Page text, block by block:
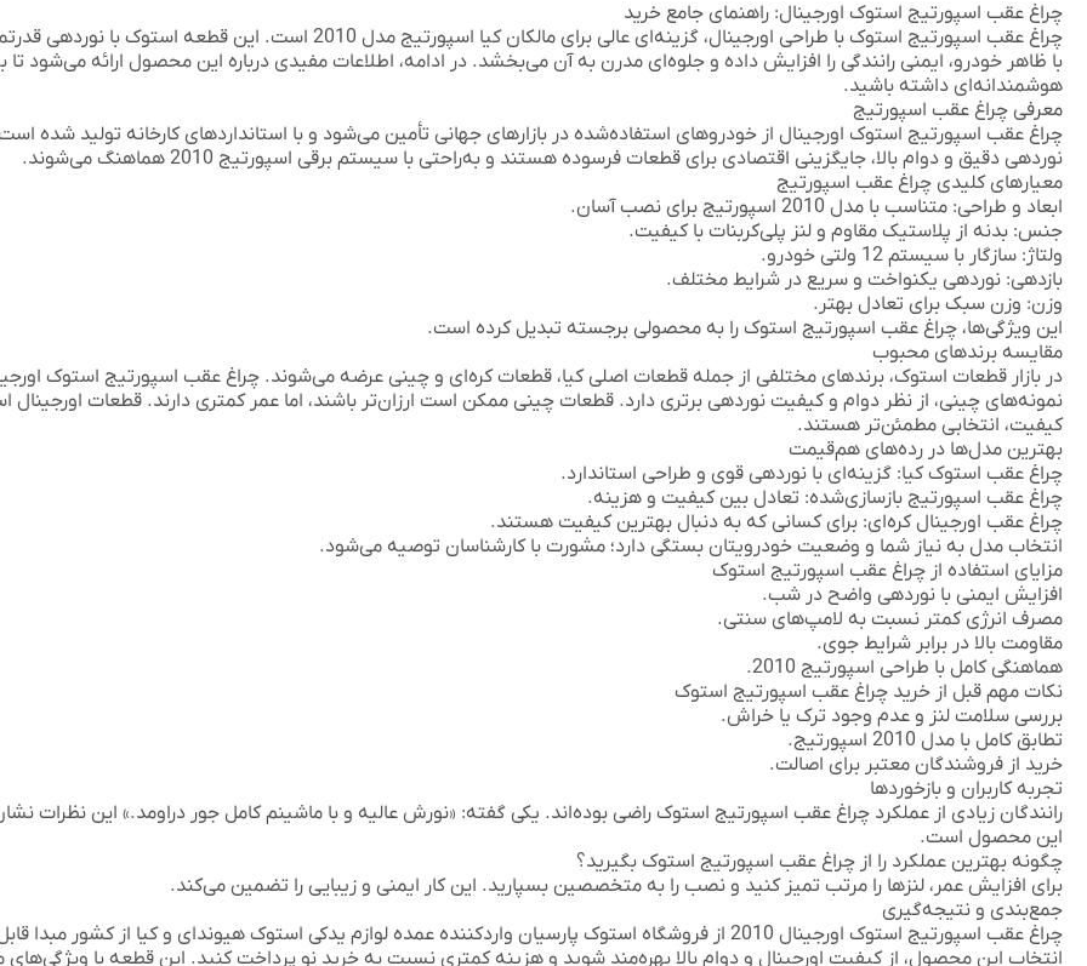
چراغ عقب اسپورتیج استوک اورجینال: راهنمای جامع خرید
چراغ عقب اسپورتیج استوک با طراحی اورجینال، گزینه‌ای عالی برای مالکان کیا اسپورتیج مدل 2010 است.
با ظاهر خودرو، ایمنی رانندگی را افزایش داده و جلوه‌ای مدرن به آن می‌بخشد. در ادامه، اطلاعات مفیدی درباره این محصول ارائه می‌شود تا
هوشمندانه‌ای داشته باشید.
معرفی چراغ عقب اسپورتیج
چراغ عقب اسپورتیج استوک اورجینال از خودروهای استفاده‌شده در بازارهای جهانی تأمین می‌شود و با استانداردهای کارخانه تولید شده
نوردهی دقیق و دوام بالا، جایگزینی اقتصادی برای قطعات فرسوده هستند و به‌راحتی با سیستم برقی اسپورتیج 2010 هماهنگ می‌شوند.
معیارهای کلیدی چراغ عقب اسپورتیج
ابعاد و طراحی: متناسب با مدل 2010 اسپورتیج برای نصب آسان.
جنس: بدنه از پلاستیک مقاوم و لنز پلی‌کربنات با کیفیت.
ولتاژ: سازگار با سیستم 12 ولتی خودرو.
بازدهی: نوردهی یکنواخت و سریع در شرایط مختلف.
وزن: وزن سبک برای تعادل بهتر.
این ویژگی‌ها، چراغ عقب اسپورتیج استوک را به محصولی برجسته تبدیل کرده است.
مقایسه برندهای محبوب
در بازار قطعات استوک، برندهای مختلفی از جمله قطعات اصلی کیا، قطعات کره‌ای و چینی عرضه می‌شوند. چراغ عقب اسپورتیج استوک
نمونه‌های چینی، از نظر دوام و کیفیت نوردهی برتری دارد. قطعات چینی ممکن است ارزان‌تر باشند، اما عمر کمتری دارند. قطعات اورجینال
کیفیت، انتخابی مطمئن‌تر هستند.
بهترین مدل‌ها در رده‌های هم‌قیمت
چراغ عقب استوک کیا: گزینه‌ای با نوردهی قوی و طراحی استاندارد.
چراغ عقب اسپورتیج بازسازی‌شده: تعادل بین کیفیت و هزینه.
چراغ عقب اورجینال کره‌ای: برای کسانی که به دنبال بهترین کیفیت هستند.
انتخاب مدل به نیاز شما و وضعیت خودرویتان بستگی دارد؛ مشورت با کارشناسان توصیه می‌شود.
مزایای استفاده از چراغ عقب اسپورتیج استوک
افزایش ایمنی با نوردهی واضح در شب.
مصرف انرژی کمتر نسبت به لامپ‌های سنتی.
مقاومت بالا در برابر شرایط جوی.
هماهنگی کامل با طراحی اسپورتیج 2010.
نکات مهم قبل از خرید چراغ عقب اسپورتیج استوک
بررسی سلامت لنز و عدم وجود ترک یا خراش.
تطابق کامل با مدل 2010 اسپورتیج.
خرید از فروشندگان معتبر برای اصالت.
تجربه کاربران و بازخوردها
رانندگان زیادی از عملکرد چراغ عقب اسپورتیج استوک راضی بوده‌اند. یکی گفته: «نورش عالیه و با ماشینم کامل جور دراومد.» این نظرات
این محصول است.
چگونه بهترین عملکرد را از چراغ عقب اسپورتیج استوک بگیرید؟
برای افزایش عمر، لنزها را مرتب تمیز کنید و نصب را به متخصصین بسپارید. این کار ایمنی و زیبایی را تضمین می‌کند.
جمع‌بندی و نتیجه‌گیری
چراغ عقب اسپورتیج استوک اورجینال 2010 از فروشگاه
استوک پارسیان واردکننده عمده لوازم یدکی استوک هیوندای وکیا از کشور مبدا
انتخاب این محصول، از کیفیت اورجینال و دوام بالا بهره‌مند شوید و هزینه کمتری نسبت به خرید نو پرداخت کنید. این قطعه با